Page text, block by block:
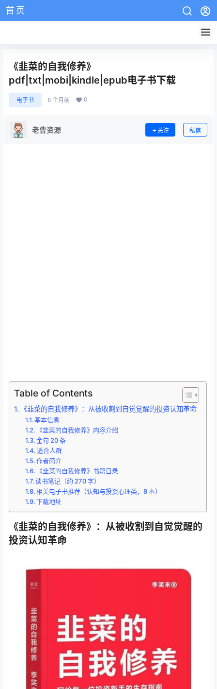
首页
网站介绍
《韭菜的自我修养》
pdf|txt|mobi|kindle|epub电子书下载
电子书 8 个月前 0
老曹资源 关注 私信
Table of Contents
《韭菜的自我修养》：从被收割到自觉觉醒的投资认知革命
基本信息
《韭菜的自我修养》内容介绍
金句 20 条
适合人群
作者简介
《韭菜的自我修养》书籍目录
读书笔记（约 270 字）
相关电子书推荐（认知与投资心理类，8 本）
下载地址
《韭菜的自我修养》：从被收割到自觉觉醒的
投资认知革命